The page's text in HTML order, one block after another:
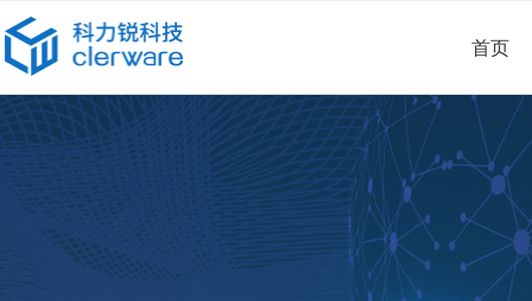
首页